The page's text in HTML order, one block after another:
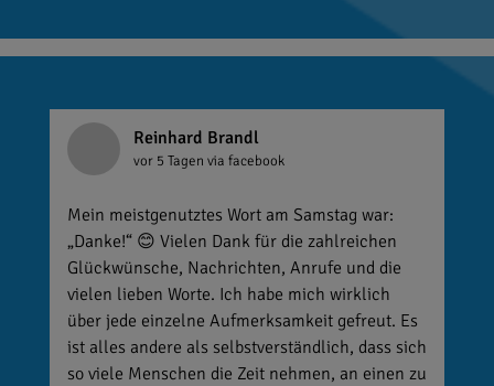
Reinhard Brandl
vor 5 Tagen via facebook
Mein meistgenutztes Wort am Samstag war:
„Danke!“ 😊 Vielen Dank für die zahlreichen
Glückwünsche, Nachrichten, Anrufe und die
vielen lieben Worte. Ich habe mich wirklich
über jede einzelne Aufmerksamkeit gefreut. Es
ist alles andere als selbstverständlich, dass sich
so viele Menschen die Zeit nehmen, an einen zu